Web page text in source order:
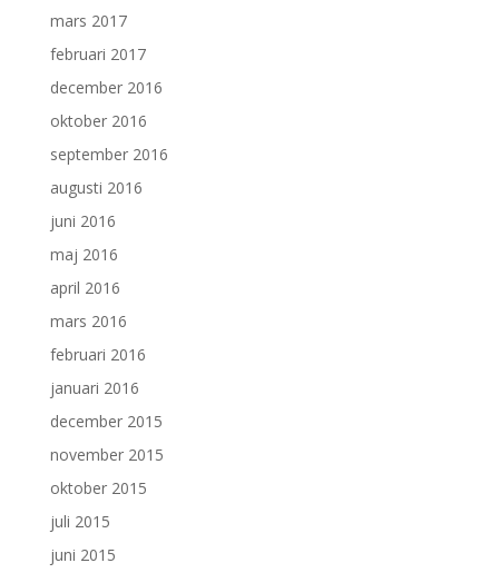
mars 2017
februari 2017
december 2016
oktober 2016
september 2016
augusti 2016
juni 2016
maj 2016
april 2016
mars 2016
februari 2016
januari 2016
december 2015
november 2015
oktober 2015
juli 2015
juni 2015